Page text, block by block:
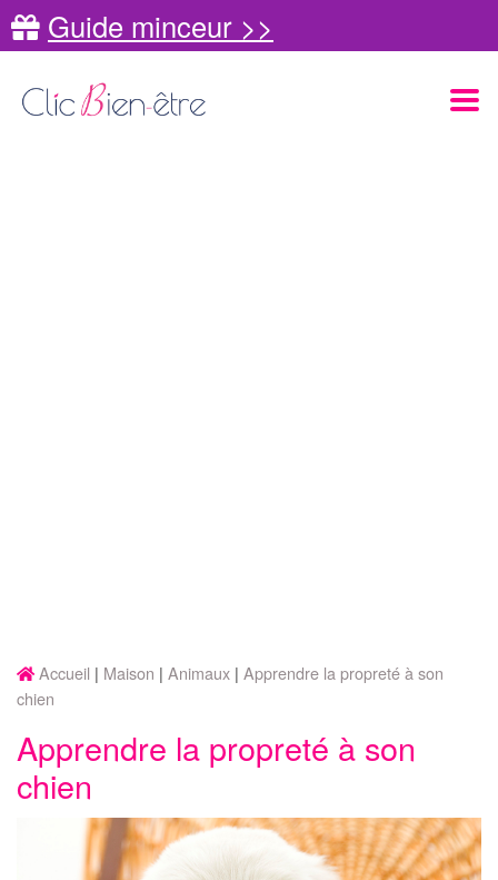
Guide minceur >>
Accueil Maison Animaux Apprendre la propreté à son
chien
Apprendre la propreté à son
chien